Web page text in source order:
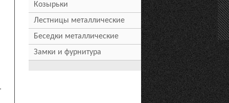
Козырьки
Лестницы металлические
Беседки металлические
Замки и фурнитура